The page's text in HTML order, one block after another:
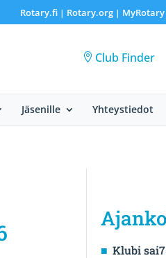
Rotary.fi| Rotary.org|
Club Finder
Jäsenille Yhteystiedot
Klubi